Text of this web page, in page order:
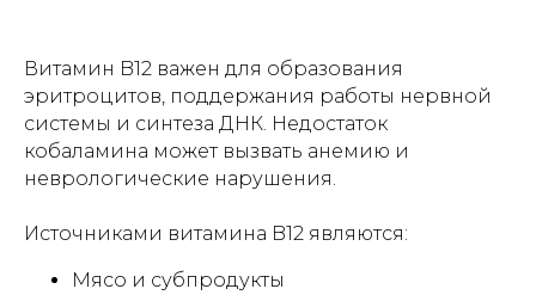
Витамин B12 важен для образования
эритроцитов, поддержания работы нервной
системы и синтеза ДНК. Недостаток
кобаламина может вызвать анемию и
неврологические нарушения.
Источниками витамина B12 являются:
Мясо и субпродукты